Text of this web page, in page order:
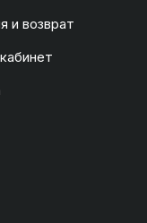
и возврат